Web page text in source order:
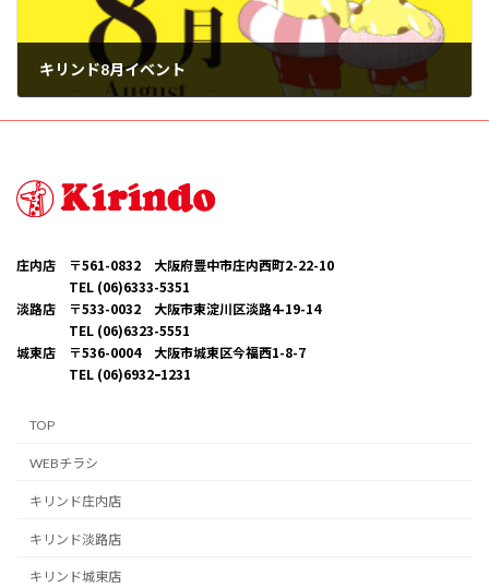
キリンド8月イベント
庄内店 〒561-0832 大阪府豊中市庄内西町2-22-10
TEL (06)6333-5351
淡路店 〒533-0032 大阪市東淀川区淡路4-19-14
TEL (06)6323-5551
城東店 〒536-0004 大阪市城東区今福西1-8-7
TEL (06)6932ｰ1231
TOP
WEBチラシ
キリンド庄内店
キリンド淡路店
キリンド城東店